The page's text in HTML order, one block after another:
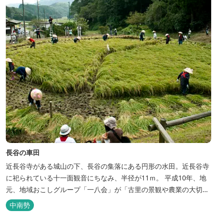
長谷の車田
近長谷寺がある城山の下、長谷の集落にある円形の水田。近長谷寺
に祀られている十一面観音にちなみ、半径が11ｍ。 平成10年、地
元、地域おこしグループ「一八会」が「古里の景観や農業の大切さ
や稲作文化を後世に伝えよう」と創設し、毎年、5月に「御田植
中南勢